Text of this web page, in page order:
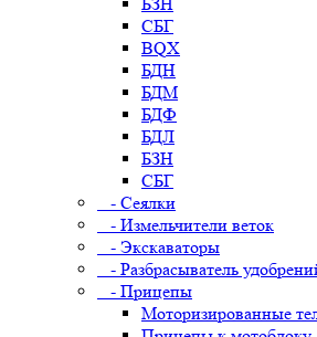
СБГ
BQX
БДН
БДМ
БДФ
БДЛ
БЗН
СБГ
- Сеялки
- Измельчители веток
- Экскаваторы
- Разбрасыватель
- Прицепы
Моторизированные